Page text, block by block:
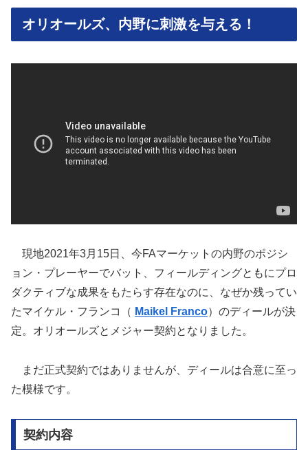
オリオールズ、内野に刺激を与える！
現地2021年3月15日、今FAマーケットの内野のポジシ
ョン・プレーヤーでバット、フィールディングともにプロ
ダクティブな成果をもたらす存在なのに、なぜか残ってい
たマイケル・フランコ（ Maikel Franco）のディールが決
定。オリオールズとメジャー契約となりました。
まだ正式契約ではありませんが、ディールは合意に至っ
た模様です。
契約内容